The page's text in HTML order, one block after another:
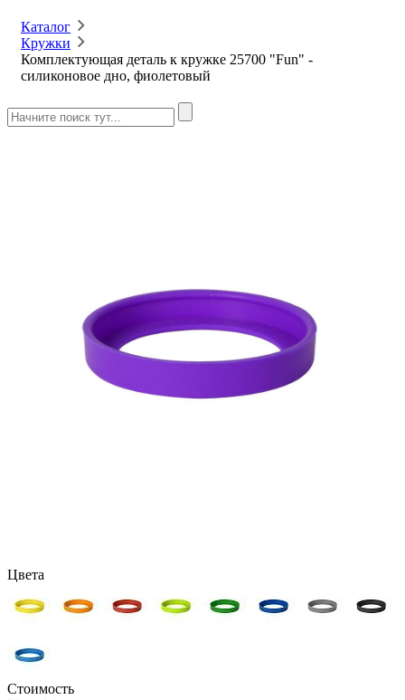
Каталог
Кружки
Комплектующая деталь к кружке 25700 "Fun" -
силиконовое дно, фиолетовый
Цвета
Стоимость